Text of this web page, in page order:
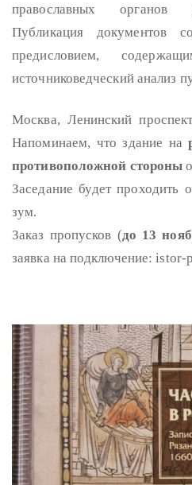
православных органов
Публикация документов
предисловием,
источниковедческий анализ
Москва, Ленинский
Напоминаем, что здание на
противоположной стороны
Заседание будет проходить
зум.
Заказ пропусков (до 13
заявка на подключение: